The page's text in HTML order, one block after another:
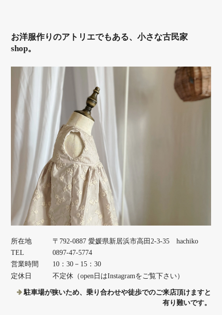
お洋服作りのアトリエでもある、小さな古民家
shop。
所在地
〒792-0887 愛媛県新居浜市高田2-3-35 hachiko
TEL
0897-47-5774
営業時間
10：30－15：30
定休日
不定休（open日はInstagramをご覧下さい）
駐車場が狭いため、乗り合わせや徒歩でのご来店頂けますと
有り難いです。